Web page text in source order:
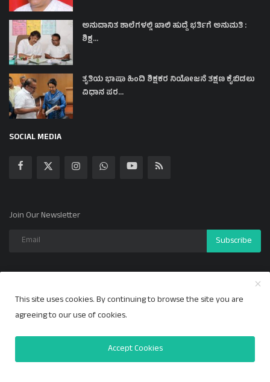
ಅನುದಾನಿತ ಶಾಲೆಗಳಲ್ಲಿ ಖಾಲಿ ಹುದ್ದೆ ಭರ್ತಿಗೆ ಅನುಮತಿ :
ಶಿಕ್ಷ...
ತೃತಿಯ ಭಾಷಾ ಹಿಂದಿ ಶಿಕ್ಷಕರ ನಿಯೋಜನೆ ತಕ್ಷಣ ಕೈಬಿಡಲು
ವಿಧಾನ ಪರ...
SOCIAL MEDIA
Join Our Newsletter
Subscribe
Copyright 2024 ಕಲ್ಯಾಣ ಕಹಳೆ - All Rights Reserved.
Privacy Policy
This site uses cookies. By continuing to browse the site you are
agreeing to our use of cookies.
Accept Cookies